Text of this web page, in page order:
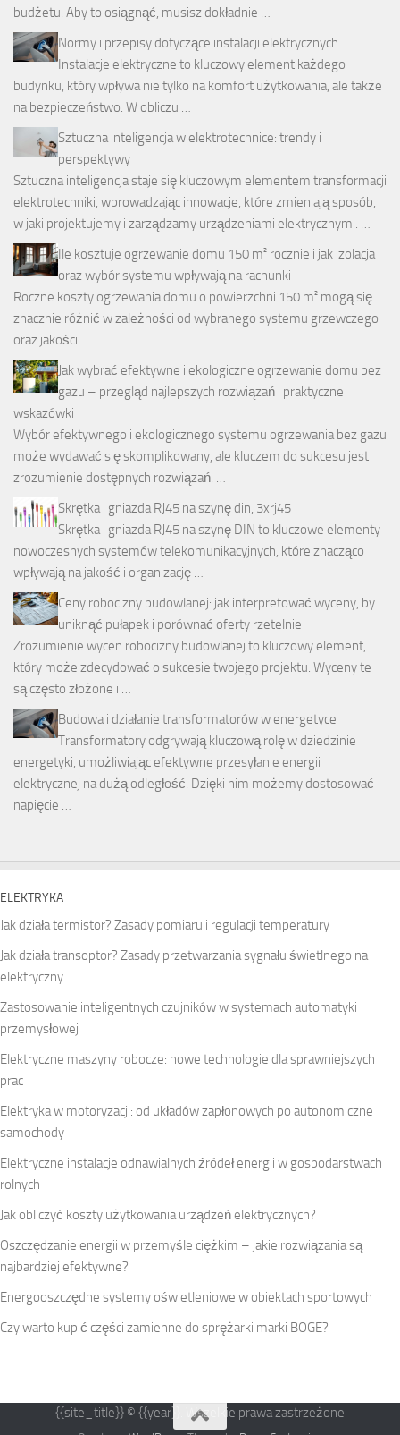
budżetu. Aby to osiągnąć, musisz dokładnie …
Normy i przepisy dotyczące instalacji elektrycznych
Instalacje elektryczne to kluczowy element każdego
budynku, który wpływa nie tylko na komfort użytkowania, ale także
na bezpieczeństwo. W obliczu …
Sztuczna inteligencja w elektrotechnice: trendy i
perspektywy
Sztuczna inteligencja staje się kluczowym elementem transformacji
elektrotechniki, wprowadzając innowacje, które zmieniają sposób,
w jaki projektujemy i zarządzamy urządzeniami elektrycznymi. …
Ile kosztuje ogrzewanie domu 150 m² rocznie i jak izolacja
oraz wybór systemu wpływają na rachunki
Roczne koszty ogrzewania domu o powierzchni 150 m² mogą się
znacznie różnić w zależności od wybranego systemu grzewczego
oraz jakości …
Jak wybrać efektywne i ekologiczne ogrzewanie domu bez
gazu – przegląd najlepszych rozwiązań i praktyczne
wskazówki
Wybór efektywnego i ekologicznego systemu ogrzewania bez gazu
może wydawać się skomplikowany, ale kluczem do sukcesu jest
zrozumienie dostępnych rozwiązań. …
Skrętka i gniazda RJ45 na szynę din, 3xrj45
Skrętka i gniazda RJ45 na szynę DIN to kluczowe elementy
nowoczesnych systemów telekomunikacyjnych, które znacząco
wpływają na jakość i organizację …
Ceny robocizny budowlanej: jak interpretować wyceny, by
uniknąć pułapek i porównać oferty rzetelnie
Zrozumienie wycen robocizny budowlanej to kluczowy element,
który może zdecydować o sukcesie twojego projektu. Wyceny te
są często złożone i …
Budowa i działanie transformatorów w energetyce
Transformatory odgrywają kluczową rolę w dziedzinie
energetyki, umożliwiając efektywne przesyłanie energii
elektrycznej na dużą odległość. Dzięki nim możemy dostosować
napięcie …
ELEKTRYKA
Jak działa termistor? Zasady pomiaru i regulacji temperatury
Jak działa transoptor? Zasady przetwarzania sygnału świetlnego na
elektryczny
Zastosowanie inteligentnych czujników w systemach automatyki
przemysłowej
Elektryczne maszyny robocze: nowe technologie dla sprawniejszych
prac
Elektryka w motoryzacji: od układów zapłonowych po autonomiczne
samochody
Elektryczne instalacje odnawialnych źródeł energii w gospodarstwach
rolnych
Jak obliczyć koszty użytkowania urządzeń elektrycznych?
Oszczędzanie energii w przemyśle ciężkim – jakie rozwiązania są
najbardziej efektywne?
Energooszczędne systemy oświetleniowe w obiektach sportowych
Czy warto kupić części zamienne do sprężarki marki BOGE?
{{site_title}} © {{year}}. Wszelkie prawa zastrzeżone